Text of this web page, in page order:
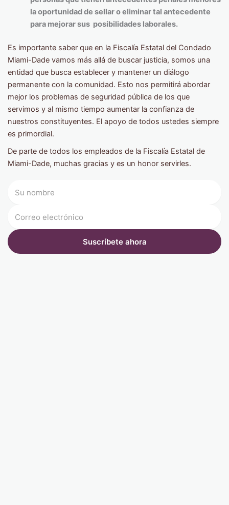
la oportunidad de sellar o eliminar tal antecedente
para mejorar sus posibilidades laborales.
Es importante saber que en la Fiscalía Estatal del Condado
Miami-Dade vamos más allá de buscar justicia, somos una
entidad que busca establecer y mantener un diálogo
permanente con la comunidad. Esto nos permitirá abordar
mejor los problemas de seguridad pública de los que
servimos y al mismo tiempo aumentar la confianza de
nuestros constituyentes. El apoyo de todos ustedes siempre
es primordial.
De parte de todos los empleados de la Fiscalía Estatal de
Miami-Dade, muchas gracias y es un honor servirles.